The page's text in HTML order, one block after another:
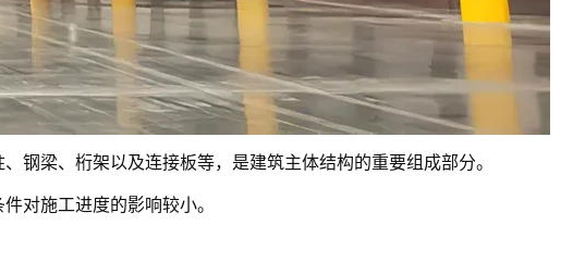
钢梁、桁架以及连接板等，是建筑主体结构的重要组成部分。
对施工进度的影响较小。